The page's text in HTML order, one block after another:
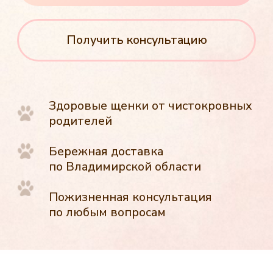
Пожизненная консультация
по любым вопросам